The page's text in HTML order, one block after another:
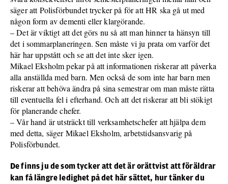
säger att Polisförbundet trycker på för att HR ska gå ut med
någon form av dementi eller klargörande.
– Det är viktigt att det görs nu så att man hinner ta hänsyn till
det i sommarplaneringen. Sen måste vi ju prata om varför det
här har uppstått och se att det inte sker igen.
Mikael Eksholm pekar på att informationen riskerar att påverka
alla anställda med barn. Men också de som inte har barn men
riskerar att behöva ändra på sina semestrar om man måste rätta
till eventuella fel i efterhand. Och att det riskerar att bli stökigt
för planerande chefer.
– Vår hand är utsträckt till verksamhetschefer att hjälpa dem
med detta, säger Mikael Eksholm, arbetstidsansvarig på
Polisförbundet.
De finns ju de som tycker att det är orättvist att föräldrar
kan få längre ledighet på det här sättet, hur tänker du